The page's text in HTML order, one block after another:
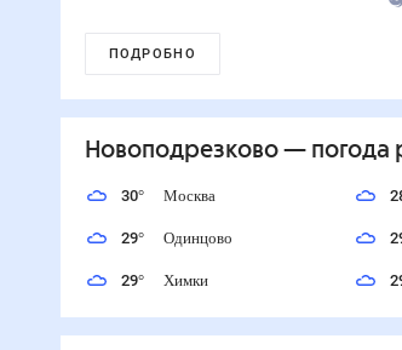
ПОДРОБНО
Новоподрезково— погода
30° Москва
29° Одинцово
29° Химки